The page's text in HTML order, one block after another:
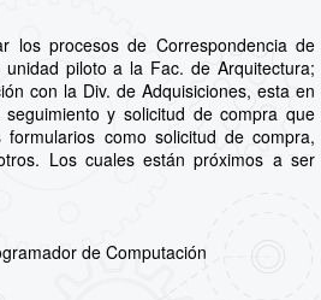
los procesos de Correspondencia de
piloto a la Fac. de Arquitectura;
con la Div. de Adquisiciones, esta en
y solicitud de compra que
formularios como solicitud de compra,
Los cuales están próximos a ser
de Computación